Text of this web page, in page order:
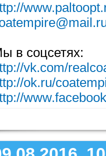
в соцсетях:
vk.com/
ok.ru/